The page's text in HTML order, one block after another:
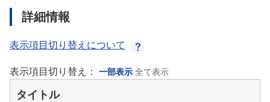
詳細情報
表示項目切り替えについて
表示項目切り替え： 一部表示 全て表示
タイトル